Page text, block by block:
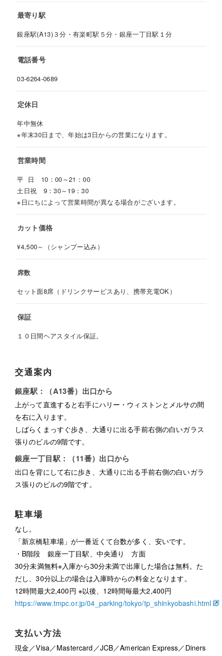
最寄り駅
銀座駅(A13)３分・有楽町駅５分・銀座一丁目駅１分
電話番号
03-6264-0689
定休日
年中無休
※年末30日まで、年始は3日からの営業になります。
営業時間
平 日 10：00～21：00
土日祝 9：30～19：30
※日にちによって営業時間が異なる場合がございます。
カット価格
¥4,500～（シャンプー込み）
席数
セット面8席（ドリンクサービスあり、携帯充電OK）
保証
１０日間ヘアスタイル保証。
交通案内
銀座駅：（A13番）出口から
上がって直進すると右手にハリー・ウィストンとメルサの間
を右に入ります。
しばらくまっすぐ歩き、大通りに出る手前右側の白いガラス
張りのビルの9階です。
銀座一丁目駅：（11番）出口から
出口を背にして右に歩き、大通りに出る手前右側の白いガラ
ス張りのビルの9階です。
駐車場
なし。
「新京橋駐車場」が一番近くて台数が多く、安いです。
・B階段 銀座一丁目駅、中央通り 方面
30分未満無料※入庫から30分未満で出庫した場合は無料。た
だし、30分以上の場合は入庫時からの料金となります。
12時間最大2,400円 ※以後、12時間毎最大2,400円
https://www.tmpc.or.jp/04_parking/tokyo/tp_shinkyobashi.html
支払い方法
現金／Visa／Mastercard／JCB／American Express／Diners